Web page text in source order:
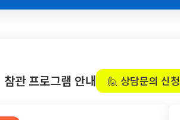
참관 프로그램 안내 🙋 상담문의 신청